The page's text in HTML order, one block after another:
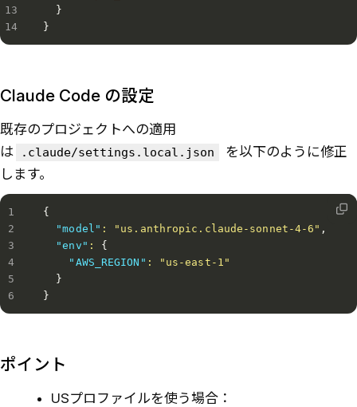
}
}
Claude Code の設定
既存のプロジェクトへの適用
は
.claude/settings.local.json
を以下のように修正
します。
{
"model" : "us.anthropic.claude-sonnet-4-6" ,
"env" :
{
"AWS_REGION" :
"us-east-1"
}
}
ポイント
USプロファイルを使う場合：